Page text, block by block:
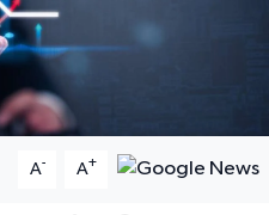
A- A+